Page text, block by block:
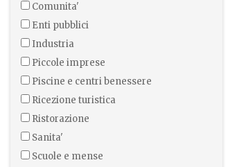
comunita'
enti pubblici
industria
piccole imprese
piscine e centri benessere
ricezione turistica
ristorazione
sanita'
scuole e mense